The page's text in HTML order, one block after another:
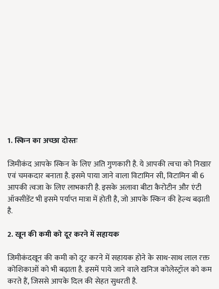
1. स्किन का अच्छा दोस्तः
जिमीकंद आपके स्किन के लिए अति गुणकारी है. ये आपकी त्वचा को निखार
एवं चमकदार बनाता है. इसमे पाया जाने वाला विटामिन सी, विटामिन बी 6
आपकी त्वजा के लिए लाभकारी है. इसके अलावा बीटा कैरोटीन और एंटी
ऑक्सीडेंट भी इसमे पर्याप्त मात्रा में होती है, जो आपके स्किन की हेल्थ बढ़ाती
है.
2.खून की कमी को दूर करने में सहायक
जिमीकंदखून की कमी को दूर करने में सहायक होने के साथ-साथ लाल रक्त
कोशिकाओं को भी बढ़ाता है. इसमें पाये जाने वाले खनिज कोलेस्ट्रॉल को कम
करते हैं, जिससे आपके दिल की सेहत सुधरती है.